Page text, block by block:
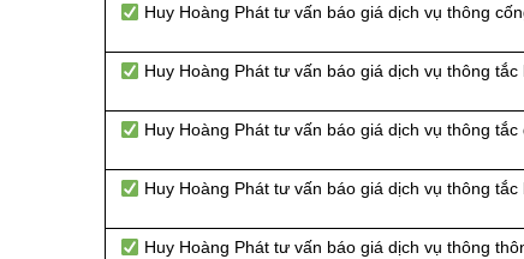
Huy Hoàng Phát tư vấn báo giá dịch vụ thông
Huy Hoàng Phát tư vấn báo giá dịch vụ thông tắc
Huy Hoàng Phát tư vấn báo giá dịch vụ thông
Huy Hoàng Phát tư vấn báo giá dịch vụ thông
Huy Hoàng Phát tư vấn báo giá dịch vụ thông